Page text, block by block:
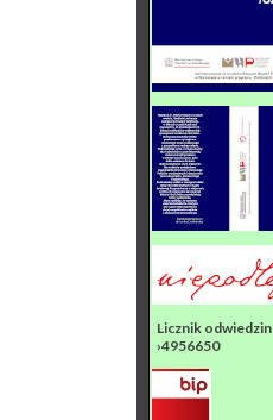
Licznik odwiedzin
›4956650